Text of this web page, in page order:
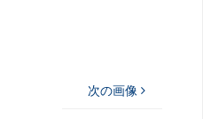
次の画像